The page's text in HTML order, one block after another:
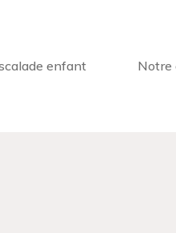
enfant Notre